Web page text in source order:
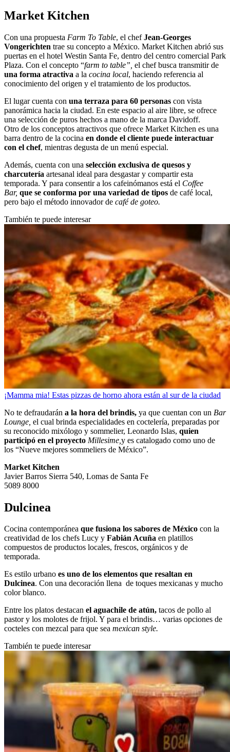
Market Kitchen
Con una propuesta Farm To Table, el chefJean-Georges
Vongerichten trae su concepto a México. Market Kitchen abrió sus
puertas en el hotel Westin Santa Fe, dentro del centro comercial Park
Plaza. Con el concepto “farm to table”, el chef busca transmitir de
una forma atractiva a la cocina local, haciendo referencia al
conocimiento del origen y el tratamiento de los productos.
El lugar cuenta con una terraza para 60 personas con vista
panorámica hacia la ciudad. En este espacio al aire libre, se ofrece
una selección de puros hechos a mano de la marca Davidoff.
Otro de los conceptos atractivos que ofrece Market Kitchen es una
barra dentro de la cocina en donde el cliente puede interactuar
con el chef, mientras degusta de un menú especial.
Además, cuenta con una selección exclusiva de quesos y
charcutería artesanal ideal para desgastar y compartir esta
temporada. Y para consentir a los cafeinómanos está el Coffee
Bar, que se conforma por una variedad de tipos de café local,
pero bajo el método innovador de café de goteo.
También te puede interesar
¡Mamma mia! Estas pizzas de horno ahora están al sur de la ciudad
No te defraudarán a la hora del brindis, ya que cuentan con un Bar
Lounge, el cual brinda especialidades en coctelería, preparadas por
su reconocido mixólogo y sommelier, Leonardo Islas, quien
participó en el proyecto Millesime, y es catalogado como uno de
los “Nueve mejores sommeliers de México”.
Market Kitchen
Javier Barros Sierra 540, Lomas de Santa Fe
5089 8000
Dulcinea
Cocina contemporánea que fusiona los sabores de México con la
creatividad de los chefs Lucy y Fabián Acuña en platillos
compuestos de productos locales, frescos, orgánicos y de
temporada.
Es estilo urbano es uno de los elementos que resaltan en
Dulcinea. Con una decoración llena de toques mexicanas y mucho
color blanco.
Entre los platos destacan el aguachile de atún, tacos de pollo al
pastor y los molotes de frijol. Y para el brindis… varias opciones de
cocteles con mezcal para que sea mexican style.
También te puede interesar